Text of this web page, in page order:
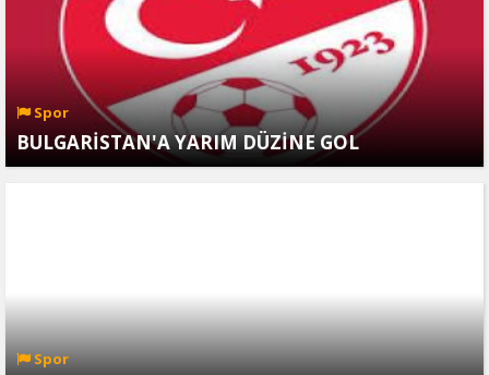
Spor
BULGARİSTAN'A YARIM DÜZİNE GOL
Spor